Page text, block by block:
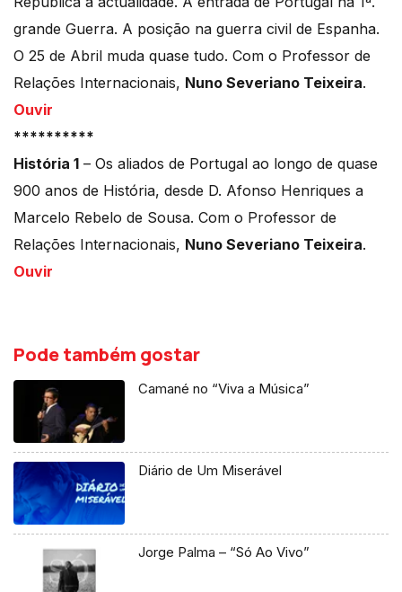
grande Guerra. A posição na guerra civil de Espanha.
O 25 de Abril muda quase tudo. Com o Professor de
Relações Internacionais, Nuno Severiano Teixeira.
Ouvir
**********
História 1 – Os aliados de Portugal ao longo de quase
900 anos de História, desde D. Afonso Henriques a
Marcelo Rebelo de Sousa. Com o Professor de
Relações Internacionais, Nuno Severiano Teixeira.
Ouvir
Pode também gostar
Camané no “Viva a Música”
Diário de Um Miserável
Jorge Palma – “Só Ao Vivo”